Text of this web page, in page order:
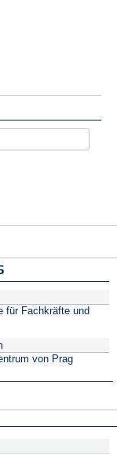
für Fachkräfte und
von Prag